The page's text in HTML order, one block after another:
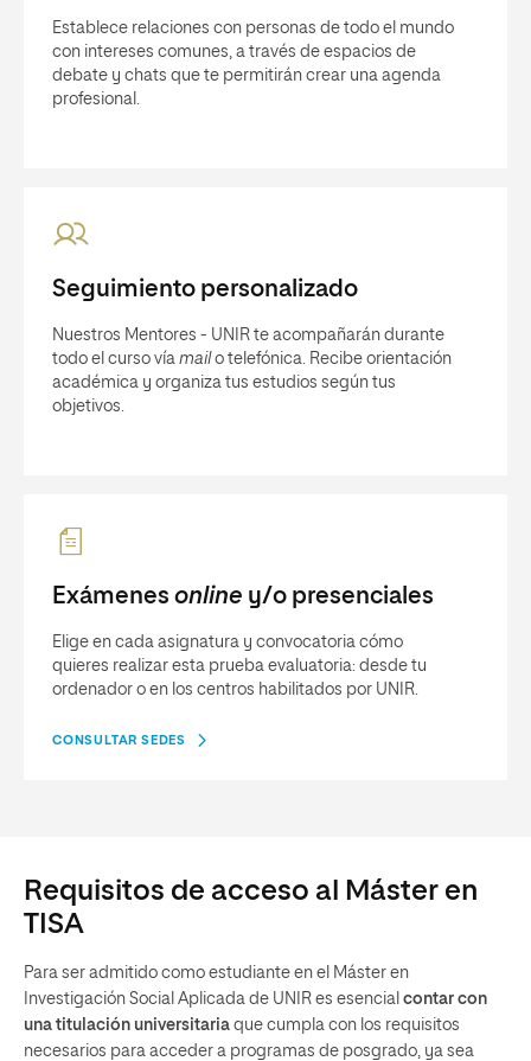
Establece relaciones con personas de todo el mundo
con intereses comunes, a través de espacios de
debate y chats que te permitirán crear una agenda
profesional.
Seguimiento personalizado
Nuestros Mentores - UNIR te acompañarán durante
todo el curso vía mail o telefónica. Recibe orientación
académica y organiza tus estudios según tus
objetivos.
Exámenes online y/o presenciales
Elige en cada asignatura y convocatoria cómo
quieres realizar esta prueba evaluatoria: desde tu
ordenador o en los centros habilitados por UNIR.
CONSULTAR SEDES
Requisitos de acceso al Máster en
TISA
Para ser admitido como estudiante en el Máster en
Investigación Social Aplicada de UNIR es esencial contar con
una titulación universitaria que cumpla con los requisitos
necesarios para acceder a programas de posgrado, ya sea